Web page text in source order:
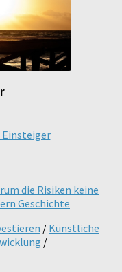
/ Künstliche
/